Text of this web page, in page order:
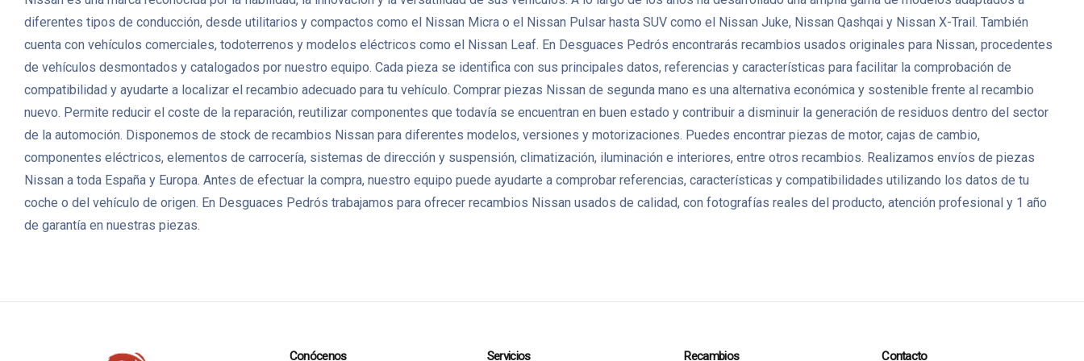
diferentes tipos de conducción, desde utilitarios y compactos como el Nissan Micra o el Nissan Pulsar hasta SUV como el Nissan Juke, Nissan Qashqai y Nissan X-Trail. También
cuenta con vehículos comerciales, todoterrenos y modelos eléctricos como el Nissan Leaf. En Desguaces Pedrós encontrarás recambios usados originales para Nissan, procedentes
de vehículos desmontados y catalogados por nuestro equipo. Cada pieza se identifica con sus principales datos, referencias y características para facilitar la comprobación de
compatibilidad y ayudarte a localizar el recambio adecuado para tu vehículo. Comprar piezas Nissan de segunda mano es una alternativa económica y sostenible frente al recambio
nuevo. Permite reducir el coste de la reparación, reutilizar componentes que todavía se encuentran en buen estado y contribuir a disminuir la generación de residuos dentro del sector
de la automoción. Disponemos de stock de recambios Nissan para diferentes modelos, versiones y motorizaciones. Puedes encontrar piezas de motor, cajas de cambio,
componentes eléctricos, elementos de carrocería, sistemas de dirección y suspensión, climatización, iluminación e interiores, entre otros recambios. Realizamos envíos de piezas
Nissan a toda España y Europa. Antes de efectuar la compra, nuestro equipo puede ayudarte a comprobar referencias, características y compatibilidades utilizando los datos de tu
coche o del vehículo de origen. En Desguaces Pedrós trabajamos para ofrecer recambios Nissan usados de calidad, con fotografías reales del producto, atención profesional y 1 año
de garantía en nuestras piezas.
Conócenos Servicios Recambios Contacto